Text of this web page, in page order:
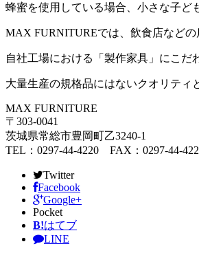
蜂蜜を使用している場合、小さな子ど
MAX FURNITUREでは、飲食店など
自社工場における「製作家具」にこだ
大量生産の規格品にはないクオリティ
MAX FURNITURE
〒303-0041
茨城県常総市豊岡町乙3240-1
TEL：0297-44-4220 FAX：0297-44-
Twitter
Facebook
Google+
Pocket
B!はてブ
LINE